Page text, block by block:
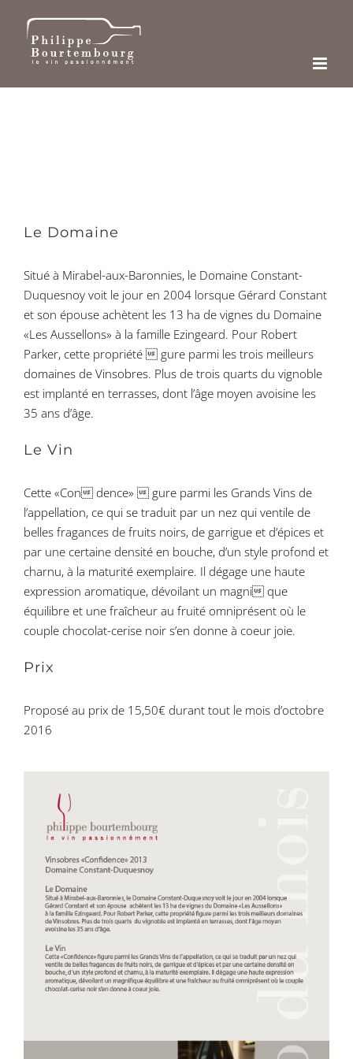
contenu
Le Domaine
Situé à Mirabel-aux-Baronnies, le Domaine Constant-
Duquesnoy voit le jour en 2004 lorsque Gérard Constant
et son épouse achètent les 13 ha de vignes du Domaine
«Les Aussellons» à la famille Ezingeard. Pour Robert
Parker, cette propriété  gure parmi les trois meilleurs
domaines de Vinsobres. Plus de trois quarts du vignoble
est implanté en terrasses, dont l’âge moyen avoisine les
35 ans d’âge.
Le Vin
Cette «Con dence»  gure parmi les Grands Vins de
l’appellation, ce qui se traduit par un nez qui ventile de
belles fragances de fruits noirs, de garrigue et d’épices et
par une certaine densité en bouche, d’un style profond et
charnu, à la maturité exemplaire. Il dégage une haute
expression aromatique, dévoilant un magni que
équilibre et une fraîcheur au fruité omniprésent où le
couple chocolat-cerise noir s’en donne à coeur joie.
Prix
Proposé au prix de 15,50€ durant tout le mois d’octobre
2016